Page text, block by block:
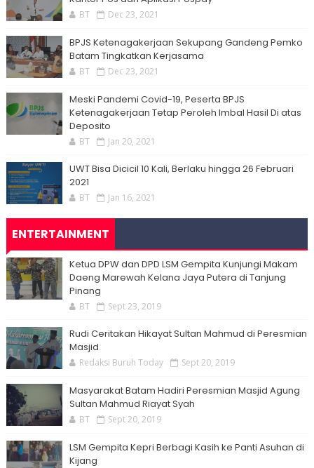
BT Dec 23, 2021
BPJS Ketenagakerjaan Sekupang Gandeng Pemko
Batam Tingkatkan Kerjasama
BT Dec 23, 2021
Meski Pandemi Covid-19, Peserta BPJS
Ketenagakerjaan Tetap Peroleh Imbal Hasil Di atas
Deposito
BT Jan 20, 2021
UWT Bisa Dicicil 10 Kali, Berlaku hingga 26 Februari
2021
BT Jan 16, 2021
ENTERTAINMENT
Ketua DPW dan DPD LSM Gempita Kunjungi Makam
Daeng Marewah Kelana Jaya Putera di Tanjung
Pinang
BT Sept 23, 2019
Rudi Ceritakan Hikayat Sultan Mahmud di Peresmian
Masjid
Redaksi Buruh Today Sept 20, 2019
Masyarakat Batam Hadiri Peresmian Masjid Agung
Sultan Mahmud Riayat Syah
BT Sept 20, 2019
LSM Gempita Kepri Berbagi Kasih ke Panti Asuhan di
Kijang